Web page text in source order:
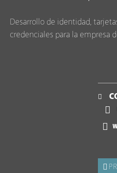
Desarrollo de identidad,
credenciales para la empresa